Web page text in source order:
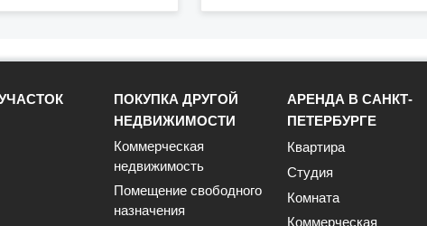
ПОКУПКА ДРУГОЙ
НЕДВИЖИМОСТИ
Коммерческая
недвижимость
Помещение свободного
назначения
АРЕНДА В САНКТ-
ПЕТЕРБУРГЕ
Квартира
Студия
Комната
Коммерческая